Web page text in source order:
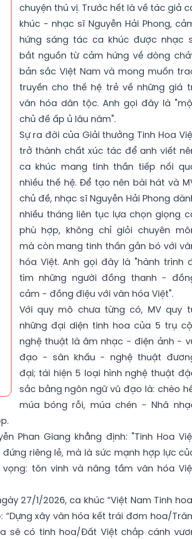
chuyện thú vị. Trước hết là về tác giả
khúc - nhạc sĩ Nguyễn Hải Phong,
hứng sáng tác ca khúc được nhạc
bắt nguồn từ cảm hứng về dòng
bản sắc Việt Nam và mong muốn
truyền cho thế hệ trẻ về những giá
văn hóa dân tộc. Anh gọi đây là
chủ đề ấp ủ lâu năm".
Sự ra đời của Giải thưởng Tinh Hoa
trở thành chất xúc tác để anh viết
ca khúc mang tinh thần tiếp nối
nhiều thế hệ. Để tạo nên bài hát và
chủ đề, nhạc sĩ Nguyễn Hải Phong
nhiều tháng liên tục lựa chọn giọng
phù hợp, không chỉ giỏi chuyên
mà còn mang tinh thần gắn bó với
hóa Việt. Anh gọi đây là "hành trình
tìm những người đồng thanh -
cảm - đồng điệu với văn hóa Việt".
Với quy mô chưa từng có, MV quy
những đại diện tinh hoa của 5 trụ
nghệ thuật là âm nhạc - điện ảnh -
đạo - sân khấu - nghệ thuật
đại; tái hiện 5 loại hình nghệ thuật
sắc bằng ngôn ngữ vũ đạo là: chèo
múa bóng rỗi, múa chén - Nhã
Phan Giang khẳng định: "Tinh Hoa
riêng lẻ, mà là sức mạnh hợp lực
tôn vinh và nâng tầm văn hóa
27/1/2026, ca khúc “Việt Nam Tinh
xây văn hóa kết trái đơm hoa/
sẽ có tinh hoa/Đất Việt chắp cánh